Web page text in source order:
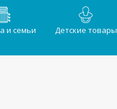
и семьи Детские товары